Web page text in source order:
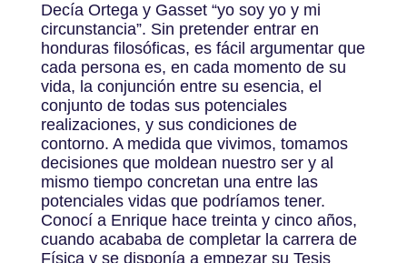
Decía Ortega y Gasset “yo soy yo y mi
circunstancia”. Sin pretender entrar en
honduras filosóficas, es fácil argumentar que
cada persona es, en cada momento de su
vida, la conjunción entre su esencia, el
conjunto de todas sus potenciales
realizaciones, y sus condiciones de
contorno. A medida que vivimos, tomamos
decisiones que moldean nuestro ser y al
mismo tiempo concretan una entre las
potenciales vidas que podríamos tener.
Conocí a Enrique hace treinta y cinco años,
cuando acababa de completar la carrera de
Física y se disponía a empezar su Tesis